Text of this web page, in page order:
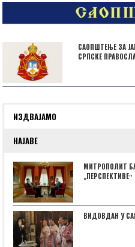
САОПШТЕЊЕ ЗА
СРПСКЕ
ИЗДВАЈАМО
НАЈАВЕ
МИТРОПОЛИТ
„ПЕРСПЕКТИВЕˮ
ВИДОВДАН У